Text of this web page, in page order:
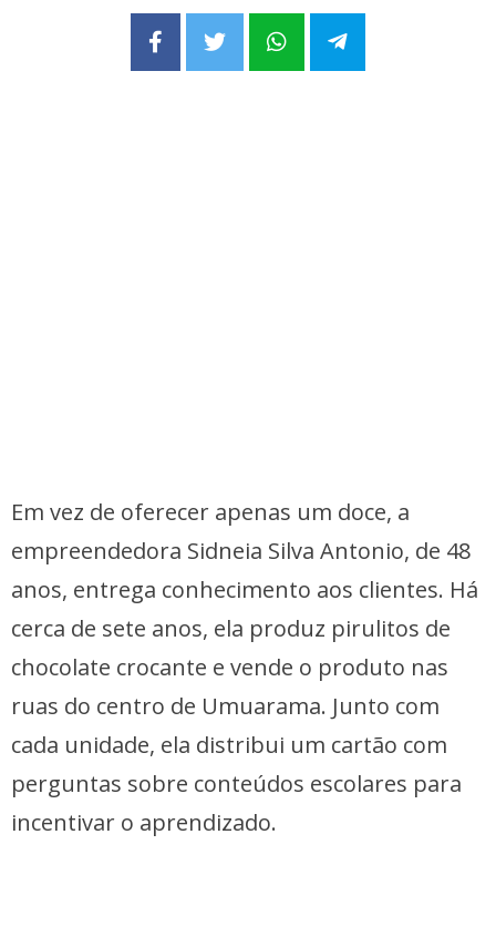
Em vez de oferecer apenas um doce, a
empreendedora Sidneia Silva Antonio, de 48
anos, entrega conhecimento aos clientes. Há
cerca de sete anos, ela produz pirulitos de
chocolate crocante e vende o produto nas
ruas do centro de Umuarama. Junto com
cada unidade, ela distribui um cartão com
perguntas sobre conteúdos escolares para
incentivar o aprendizado.